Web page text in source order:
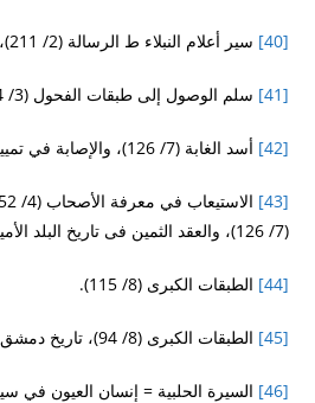
[40] سير أعلام النبلاء ط الرسالة (2/ 211)، وعيون الأثر (2/ 371)
[41] سلم الوصول إلى طبقات الفحول (3/ 394)
[42] أسد الغابة (7/ 126)، والإصابة في تمييز الصحابة (8/ 153)
[43]
(7/ 126)، والعقد الثمين فى تاريخ البلد الأمين (6/ 393)
[44] الطبقات الكبرى (8/ 115).
[45] الطبقات الكبرى (8/ 94)، تاريخ دمشق لابن عساكر (15/ 233).
[46]